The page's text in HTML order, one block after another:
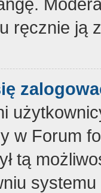
ręcznie ją
w Forum
tą